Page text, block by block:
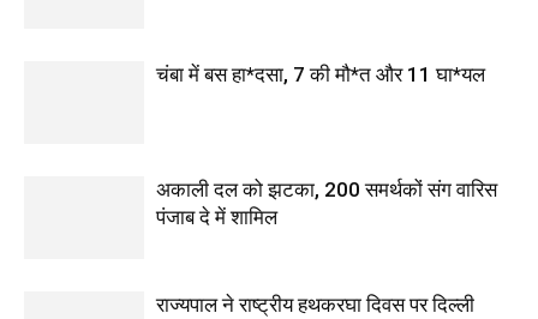
चंबा में बस हा*दसा, 7 की मौ*त और 11 घा*यल
अकाली दल को झटका, 200 समर्थकों संग वारिस
पंजाब दे में शामिल
राज्यपाल ने राष्ट्रीय हथकरघा दिवस पर दिल्ली